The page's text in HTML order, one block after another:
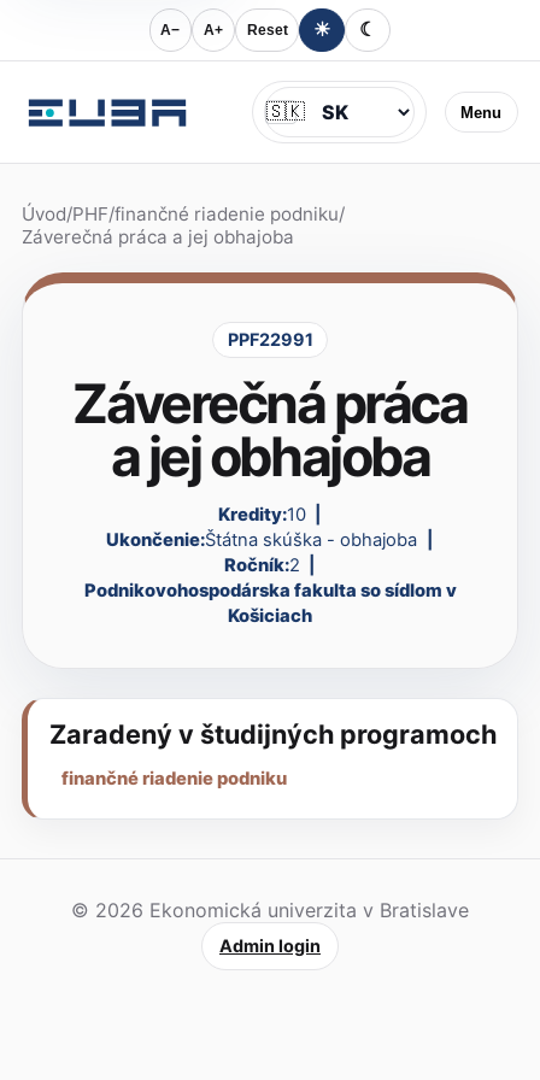
A− A+ Reset ☀ ☾
Menu
Jazyk
🇸🇰
Úvod/PHF/finančné riadenie podniku/
Záverečná práca a jej obhajoba
PPF22991
Záverečná práca
a jej obhajoba
Kredity:10
Ukončenie:Štátna skúška - obhajoba
Ročník:2
Podnikovohospodárska fakulta so sídlom v
Košiciach
Zaradený v študijných programoch
finančné riadenie podniku
© 2026 Ekonomická univerzita v Bratislave
Admin login